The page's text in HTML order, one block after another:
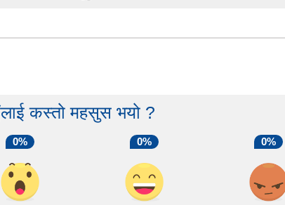
कस्तो महसुस भयो ?
0% 0% 0%